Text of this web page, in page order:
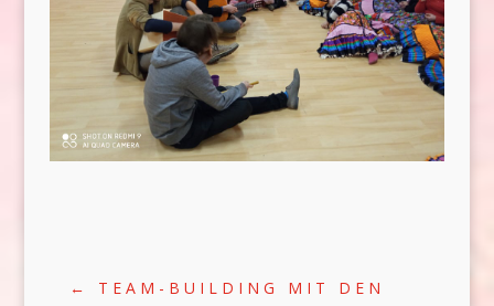
← TEAM-BUILDING MIT DEN